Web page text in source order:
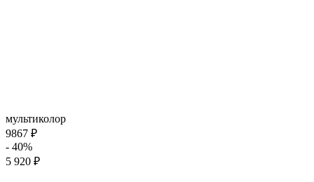
мультиколор
9867 ₽
- 40%
5 920 ₽